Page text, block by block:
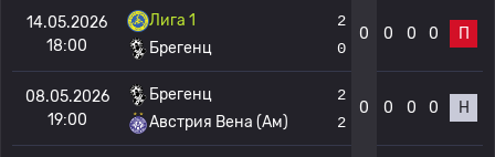
14.05.2026
18:00
Лига 1
Брегенц
2
0
0 0 0 0 П
08.05.2026
19:00
Брегенц
Австрия Вена (Ам)
2
2
0 0 0 0 Н